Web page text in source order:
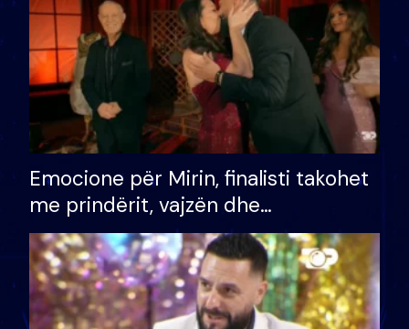
Emocione për Mirin, finalisti takohet
me prindërit, vajzën dhe
bashkëshorten: S’kemi ndonjë letër
divorci apo jo?